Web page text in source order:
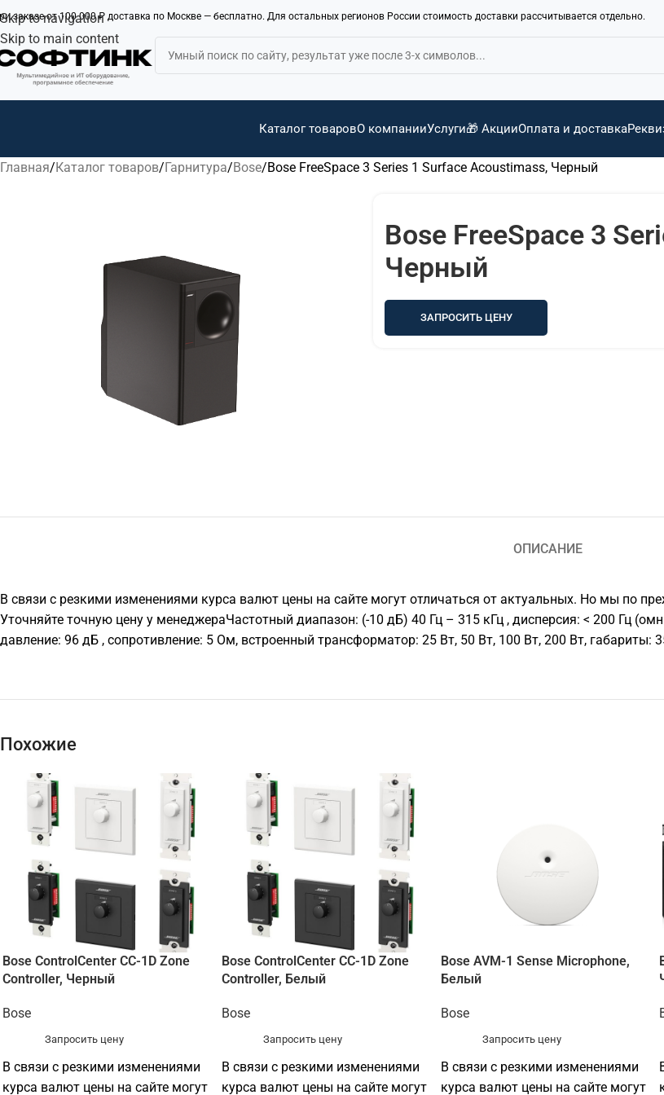
Skip to navigation
Skip to main content
заказе от 100 000 ₽ доставка по Москве — бесплатно. Для остальных регионов России стоимость доставки рассчитывается отдельно.
Каталог товаровО компанииУслуги🎁 АкцииОплата и доставка
Главная Каталог товаров Гарнитура Bose Bose FreeSpace 3 Series 1 Surface Acoustimass, Черный
Bose FreeSpace 3
Черный
ЗАПРОСИТЬ ЦЕНУ
ОПИСАНИЕ
В связи с резкими изменениями курса валют цены на сайте могут отличаться от актуальных. Но мы по
Уточняйте точную цену у менеджераЧастотный диапазон: (-10 дБ) 40 Гц – 315 кГц , дисперсия: < 200 Гц
давление: 96 дБ , сопротивление: 5 Ом, встроенный трансформатор: 25 Вт, 50 Вт, 100 Вт, 200 Вт, габариты:
Похожие
Bose ControlCenter CC-1D Zone
Controller, Черный
Bose
Запросить цену
В связи с резкими изменениями
курса валют цены на сайте могут
Bose ControlCenter CC-1D Zone
Controller, Белый
Bose
Запросить цену
В связи с резкими изменениями
курса валют цены на сайте могут
Bose AVM-1 Sense Microphone,
Белый
Bose
Запросить цену
В связи с резкими изменениями
курса валют цены на сайте могут